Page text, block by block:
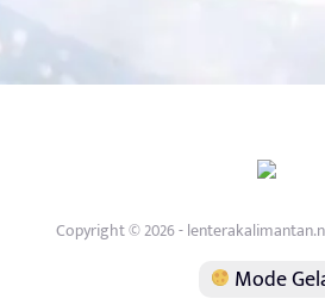
Copyright © 2026 -
Mode